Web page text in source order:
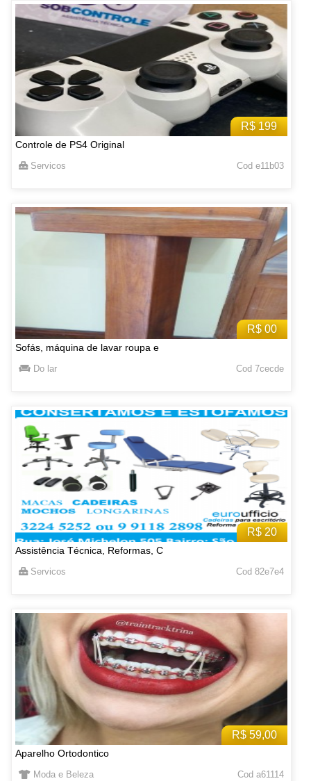
R$ 199
Controle de PS4 Original
Servicos Cod e11b03
R$ 00
Sofás, máquina de lavar roupa e
Do lar Cod 7cecde
R$ 20
Assistência Técnica, Reformas, C
Servicos Cod 82e7e4
R$ 59,00
Aparelho Ortodontico
Moda e Beleza Cod a61114